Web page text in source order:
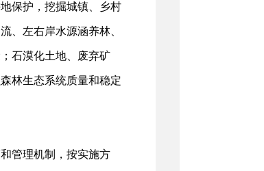
保护，挖掘城镇、乡村
、左右岸水源涵养林、
石漠化土地、废弃矿
林生态系统质量和稳定
管理机制，按实施方